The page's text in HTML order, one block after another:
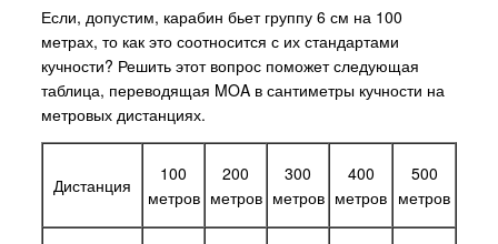
Если, допустим, карабин бьет группу 6 см на 100
метрах, то как это соотносится с их стандартами
кучности? Решить этот вопрос поможет следующая
таблица, переводящая MOA в сантиметры кучности на
метровых дистанциях.
Дистанция
100
метров
200
метров
300
метров
400
метров
500
метров